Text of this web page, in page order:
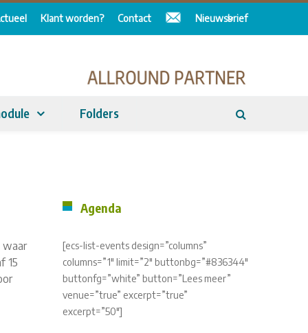
Klant worden? Contact Nieuwsbrief
Folders
waar
15
Agenda
[ecs-list-events design=”columns”
columns=”1″ limit=”2″ buttonbg=”#836344″
buttonfg=”white” button=”Lees meer”
venue=”true” excerpt=”true”
excerpt=”50″]